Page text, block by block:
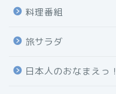
料理番組
旅サラダ
日本人のおなまえっ！